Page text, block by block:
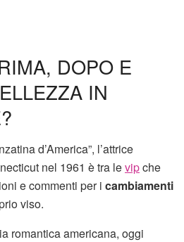
DOPO E
IN
d’America”, l’attrice
nel 1961 è tra levipche
e commenti per i cambiamenti
viso.
romantica americana, oggi